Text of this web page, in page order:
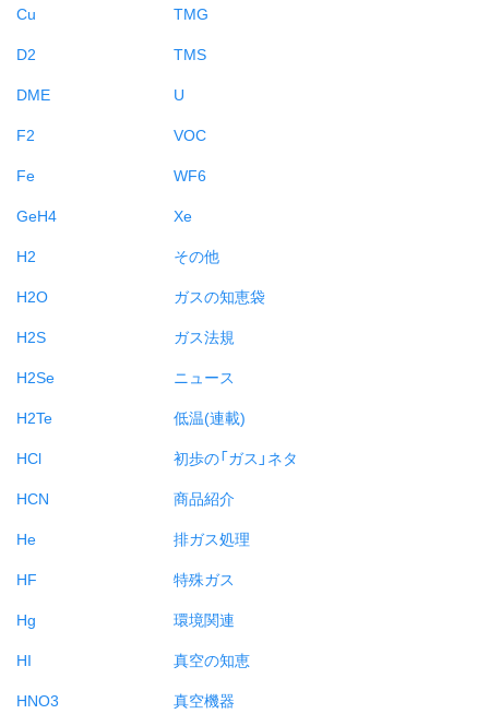
Cu
D2
DME
F2
Fe
GeH4
H2
H2O
H2S
H2Se
H2Te
HCl
HCN
He
HF
Hg
HI
HNO3
TMG
TMS
U
VOC
WF6
Xe
その他
ガスの知恵袋
ガス法規
ニュース
低温(連載)
初歩の「ガス」ネタ
商品紹介
排ガス処理
特殊ガス
環境関連
真空の知恵
真空機器